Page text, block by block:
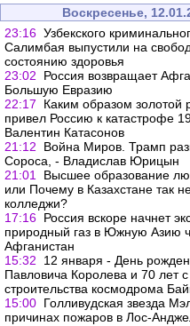
Воскресенье,
23:16 Узбекского
Салимбая выпустили на
состоянию здоровья
23:02
Россия возвращает
Большую Евразию
22:17
Каким образом золотой
привел Россию к катастрофе
Валентин Катасонов
21:12
Война Миров. Трамп
Сороса, - Владислав Юрицын
21:01
Высшее образование
или Почему в Казахстане так
колледжи?
17:16 Россия вскоре начнет
природный газ в Южную Азию
Афганистан
15:32
12 января - День
Павловича Королева и 70 лет
строительства космодрома
15:00 Голливудская звезда
причинах пожаров в Лос-